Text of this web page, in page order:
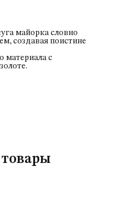
майорка словно
создавая поистине
материала с